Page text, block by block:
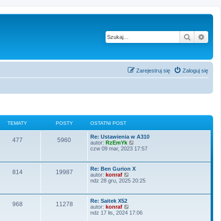
Szukaj
Zaloguj się
Zarejestruj się
TEMATY POSTY OSTATNI POST
477 5960
Re: Ustawienia w A310
autor: RzEmYk
y
i
e
t
l
a
o
czw 09 mar, 2023 17:57
814 19987
Re: Ben Gurion X
autor: konraf
y
t
l
ndz 28 gru, 2025 20:25
968 11278
Re: Saitek X52
autor: konraf
y
ndz 17 lis, 2024 17:06